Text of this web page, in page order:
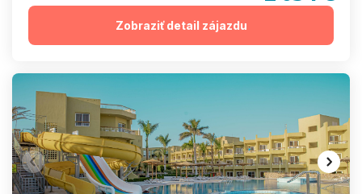
Zobraziť detail zájazdu